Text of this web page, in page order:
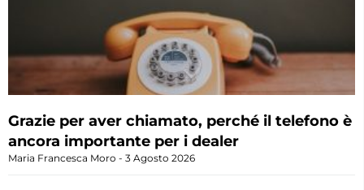
Grazie per aver chiamato, perché il telefono è
ancora importante per i dealer
Maria Francesca Moro 3 Agosto 2026